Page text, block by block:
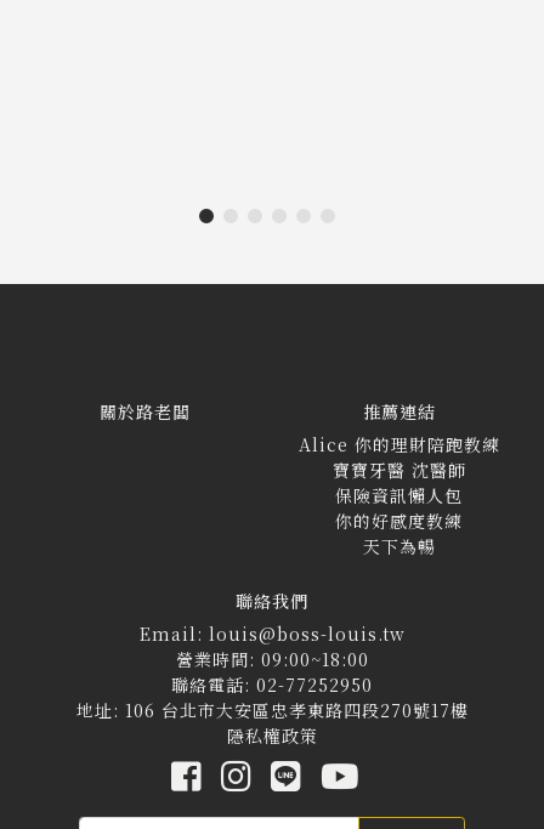
關於路老闆
推薦連結
Alice 你的理財陪跑教練
寶寶牙醫 沈醫師
保險資訊懶人包
你的好感度教練
天下為暢
聯絡我們
Email: louis@boss-louis.tw
營業時間: 09:00~18:00
聯絡電話: 02-77252950
地址: 106 台北市大安區忠孝東路四段270號17樓
隱私權政策